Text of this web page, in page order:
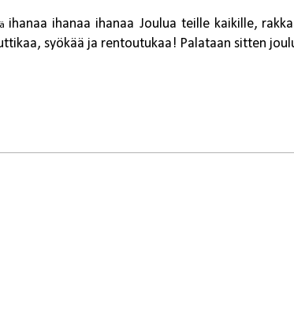
ihanaa ihanaa ihanaa Joulua teille kaikille,
syökää ja rentoutukaa! Palataan sitten